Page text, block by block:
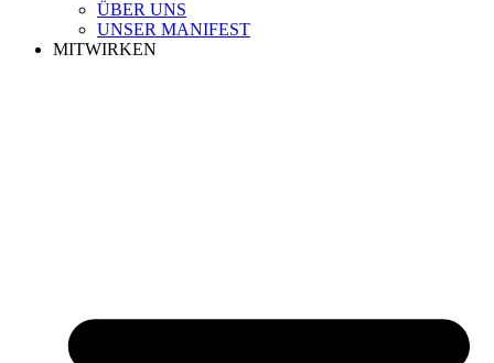
ÜBER UNS
UNSER MANIFEST
MITWIRKEN